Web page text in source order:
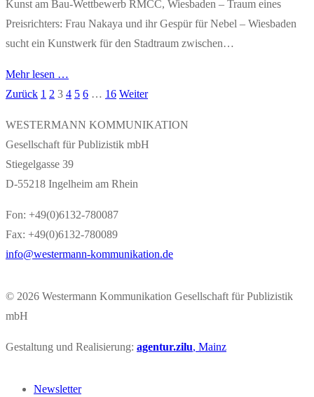
Kunst am Bau-Wettbewerb RMCC, Wiesbaden – Traum eines
Preisrichters: Frau Nakaya und ihr Gespür für Nebel – Wiesbaden
sucht ein Kunstwerk für den Stadtraum zwischen…
Mehr lesen …
Seitennummerierung
der
Beiträge
Zurück 1 2 3 4 5 6 … 16 Weiter
WESTERMANN KOMMUNIKATION
Gesellschaft für Publizistik mbH
Stiegelgasse 39
D-55218 Ingelheim am Rhein
Fon: +49(0)6132-780087
Fax: +49(0)6132-780089
info@westermann-kommunikation.de
© 2026 Westermann Kommunikation Gesellschaft für Publizistik
mbH
Gestaltung und Realisierung: agentur.zilu, Mainz
Newsletter